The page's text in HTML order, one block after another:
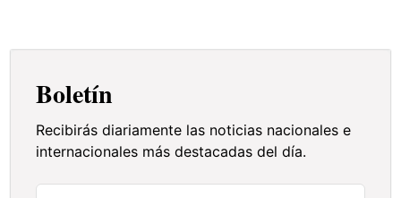
Boletín
Recibirás diariamente las noticias nacionales e
internacionales más destacadas del día.